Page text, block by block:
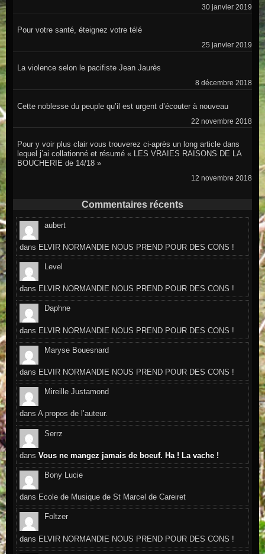
30 janvier 2019
Pour votre santé, éteignez votre télé
25 janvier 2019
La violence selon le pacifiste Jean Jaurès
8 décembre 2018
Cette noblesse du peuple qu’il est urgent d’écouter à nouveau
22 novembre 2018
Pour y voir plus clair vous trouverez ci-après un long article dans
lequel j’ai collationné et résumé « LES VRAIES RAISONS DE LA
BOUCHERIE de 14/18 »
12 novembre 2018
Commentaires récents
aubert
dans ELVIR NORMANDIE NOUS PREND POUR DES CONS !
Level
dans ELVIR NORMANDIE NOUS PREND POUR DES CONS !
Daphne
dans ELVIR NORMANDIE NOUS PREND POUR DES CONS !
Maryse Bouesnard
dans ELVIR NORMANDIE NOUS PREND POUR DES CONS !
Mireille Justamond
dansA propos de l’auteur.
Serrz
dansVous ne mangez jamais de boeuf. Ha ! La vache !
Bony Lucie
dans Ecole de Musique de St Marcel de Careiret
Foltzer
dans ELVIR NORMANDIE NOUS PREND POUR DES CONS !